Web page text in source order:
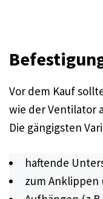
Vor dem Kauf
wie der Ventilator
Die gängigsten
haftende
zum Anklippen